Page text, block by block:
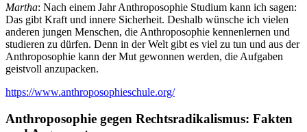
Martha: Nach einem Jahr Anthroposophie Studium kann ich sagen:
Das gibt Kraft und innere Sicherheit. Deshalb wünsche ich vielen
anderen jungen Menschen, die Anthroposophie kennenlernen und
studieren zu dürfen. Denn in der Welt gibt es viel zu tun und aus der
Anthroposophie kann der Mut gewonnen werden, die Aufgaben
geistvoll anzupacken.
https://www.anthroposophieschule.org/
Anthroposophie gegen Rechtsradikalismus: Fakten